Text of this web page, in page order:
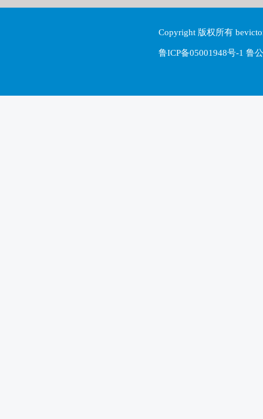
Copyright 版权所有
鲁ICP备05001948号-1 鲁